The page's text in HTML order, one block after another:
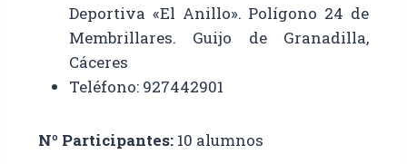
Deportiva «El Anillo». Polígono 24 de
Membrillares. Guijo de Granadilla,
Cáceres
Teléfono: 927442901
Nº Participantes: 10 alumnos